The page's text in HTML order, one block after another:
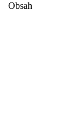
Obsah